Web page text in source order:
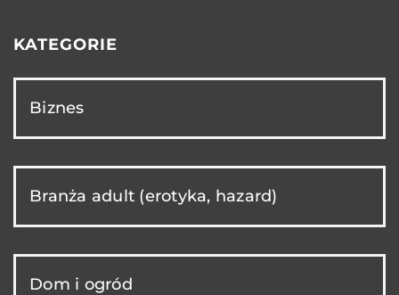
KATEGORIE
Biznes
Branża adult (erotyka, hazard)
Dom i ogród